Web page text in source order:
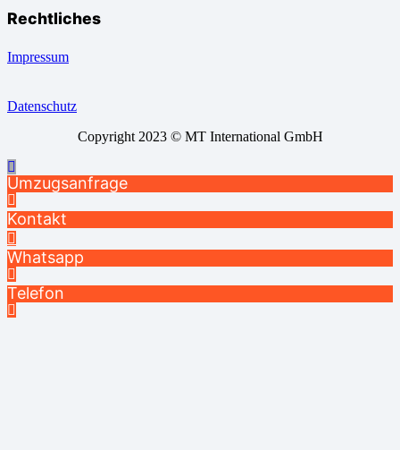
Rechtliches
Impressum
Datenschutz
Copyright 2023 © MT International GmbH
Umzugsanfrage
Kontakt
Whatsapp
Telefon